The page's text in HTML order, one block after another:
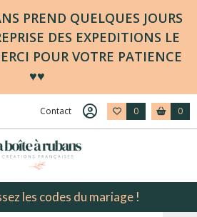
PREND QUELQUES JOURS
DES EXPEDITIONS LE
POUR VOTRE PATIENCE
♥♥
Contact 0 0
les codes du mariage !